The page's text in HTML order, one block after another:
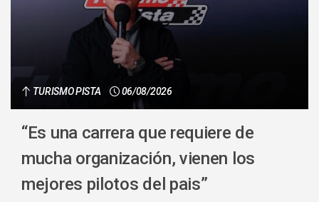
TURISMO PISTA 06/08/2026
“Es una carrera que requiere de
mucha organización, vienen los
mejores pilotos del pais”